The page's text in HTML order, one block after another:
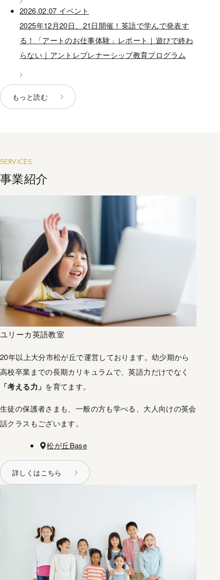
2026.02.07 イベント
2025年12月20日、21日開催！英語で学んで発表す
る！「アートのお仕事体験」レポート｜遊びで終わ
らない｜アントレプレナーシップ教育プログラム
もっと読む
SERVICES
事業紹介
ユリーカ英語教室
20年以上大分市松が丘で運営しております。幼少期から
高校卒業までの長期カリキュラムで、英語力だけでなく
「考える力」 を育てます。
生徒の保護者さまも、一般の方も学べる、大人向けの英会
話クラスもございます。
松が丘Base
詳しくはこちら